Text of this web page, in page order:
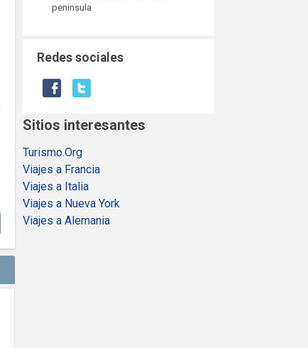
peninsula
Redes sociales
Sitios interesantes
Turismo.Org
Viajes a Francia
Viajes a Italia
Viajes a Nueva York
Viajes a Alemania